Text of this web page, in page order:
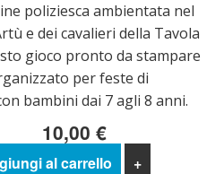
poliziesca ambientata nel
e dei cavalieri della Tavola
gioco pronto da stampare
per feste di
bambini dai 7 agli 8 anni.
10,00 €
al carrello +